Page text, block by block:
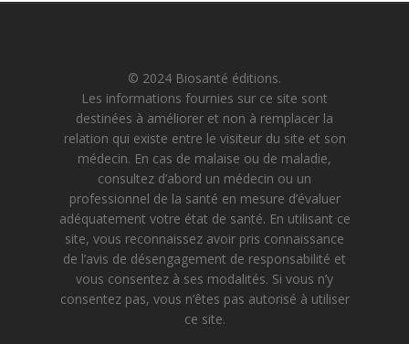
© 2024 Biosanté éditions.
Les informations fournies sur ce site sont
destinées à améliorer et non à remplacer la
relation qui existe entre le visiteur du site et son
médecin. En cas de malaise ou de maladie,
consultez d’abord un médecin ou un
professionnel de la santé en mesure d’évaluer
adéquatement votre état de santé. En utilisant ce
site, vous reconnaissez avoir pris connaissance
de l’avis de désengagement de responsabilité et
vous consentez à ses modalités. Si vous n’y
consentez pas, vous n’êtes pas autorisé à utiliser
ce site.